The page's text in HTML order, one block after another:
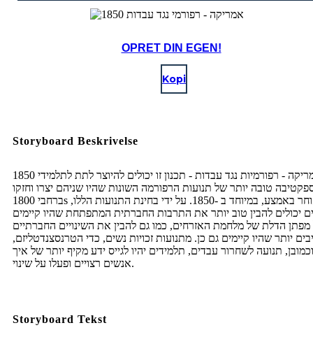
OPRET DIN EGEN!
Kopi
Storyboard Beskrivelse
1850 אמריקה - רפורמיות נגד עבדות - תכנון זו יכולים להיוצר לתת לתלמידי
טובה יותר של תנועות הרפורמה השונות שהיו שניהם יצרו וחזקו
ברחבי 1800s מאוחר באמצע, במיוחד ב -1850. על ידי בחינת התנועות הללו,
יכולים להבין טוב יותר את התרבות החברתית המתפתחת שהיו קיימים
מפתן הדלת של מלחמת האזרחים, כמו גם להבין את השינויים החברתיים
יותר שהיו קיימים גם כן. מתנועות זכויות נשים, כדי הטרנסצנדטליזם,
וכמובן, תנועה לשחרור עבדים, תלמידים יהיו לגייס ידע מקיף יותר של איך
אנשים רצויים ופעלו על שינוי.
Storyboard Tekst